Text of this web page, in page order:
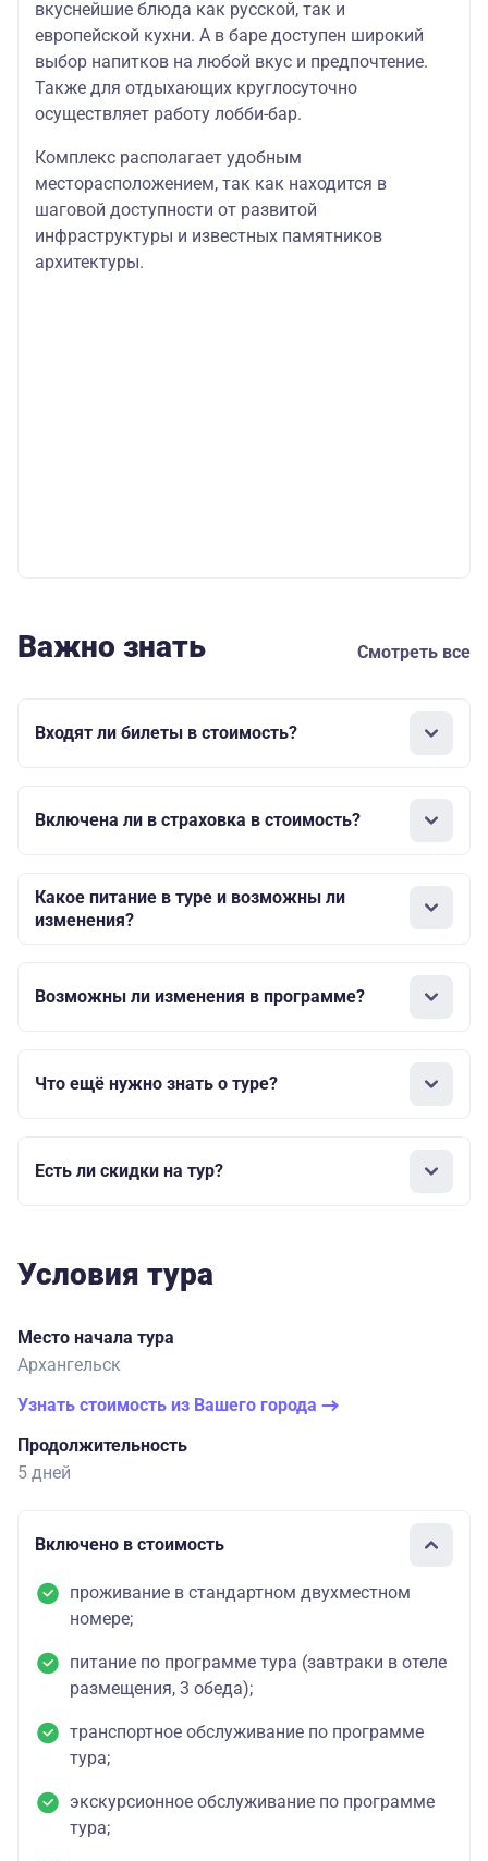
вкуснейшие блюда как русской, так и
европейской кухни. А в баре доступен широкий
выбор напитков на любой вкус и предпочтение.
Также для отдыхающих круглосуточно
осуществляет работу лобби-бар.
Комплекс располагает удобным
месторасположением, так как находится в
шаговой доступности от развитой
инфраструктуры и известных памятников
архитектуры.
Важно знать Смотреть все
Входят ли билеты в стоимость?
Включена ли в страховка в стоимость?
Какое питание в туре и возможны ли
изменения?
Возможны ли изменения в программе?
Что ещё нужно знать о туре?
Есть ли скидки на тур?
Условия тура
Место начала тура
Архангельск
Узнать стоимость из Вашего города
Продолжительность
5 дней
Включено в стоимость
проживание в стандартном двухместном
номере;
питание по программе тура (завтраки в отеле
размещения, 3 обеда);
транспортное обслуживание по программе
тура;
экскурсионное обслуживание по программе
тура;